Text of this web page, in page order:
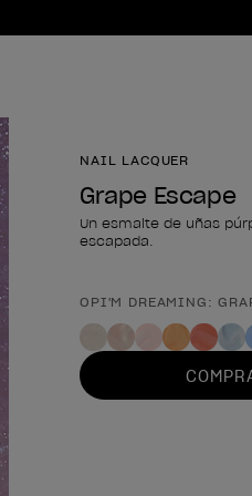
NAIL LACQUER
Grape Escape
Un esmalte de uñas
escapada.
Forma del
OPI'M DREAMING: